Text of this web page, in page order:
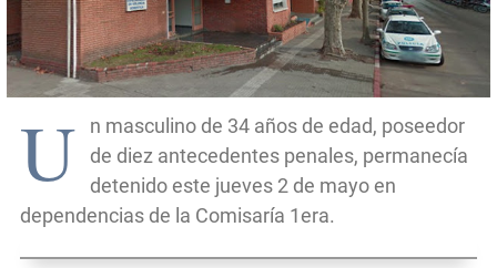
U
n masculino de 34 años de edad, poseedor
de diez antecedentes penales, permanecía
detenido este jueves 2 de mayo en
dependencias de la Comisaría 1era.